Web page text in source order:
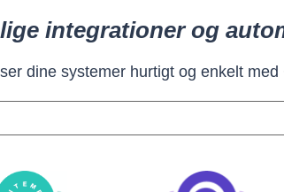
integrationer og
dine systemer hurtigt og enkelt med